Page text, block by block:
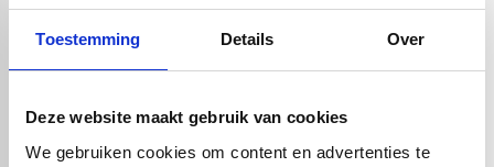
Toestemming Details Over
Deze website maakt gebruik van cookies
We gebruiken cookies om content en advertenties te
Bent u er nog niet helemaal over
geschikt is voor uw project? Ons
medewerkers staat klaar om u te